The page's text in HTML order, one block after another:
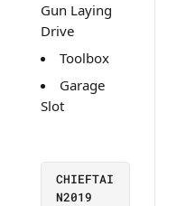
Gun Laying
Drive
Toolbox
Garage
Slot
CHIEFTAI
N2019